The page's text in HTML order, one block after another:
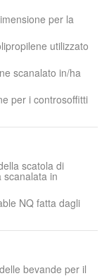
per la
utilizzato
scanalato in/ha
per i controsoffitti
scatola di
scanalata in
NQ fatta dagli
bevande per il